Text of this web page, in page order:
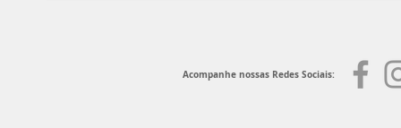
Acompanhe nossas Redes Sociais: